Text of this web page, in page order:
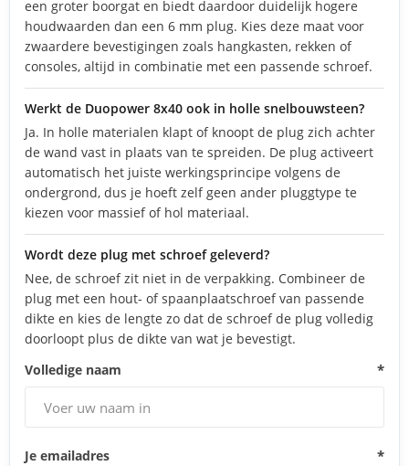
een groter boorgat en biedt daardoor duidelijk hogere
houdwaarden dan een 6 mm plug. Kies deze maat voor
zwaardere bevestigingen zoals hangkasten, rekken of
consoles, altijd in combinatie met een passende schroef.
Werkt de Duopower 8x40 ook in holle snelbouwsteen?
Ja. In holle materialen klapt of knoopt de plug zich achter
de wand vast in plaats van te spreiden. De plug activeert
automatisch het juiste werkingsprincipe volgens de
ondergrond, dus je hoeft zelf geen ander pluggtype te
kiezen voor massief of hol materiaal.
Wordt deze plug met schroef geleverd?
Nee, de schroef zit niet in de verpakking. Combineer de
plug met een hout- of spaanplaatschroef van passende
dikte en kies de lengte zo dat de schroef de plug volledig
doorloopt plus de dikte van wat je bevestigt.
Volledige naam
*
Je emailadres *